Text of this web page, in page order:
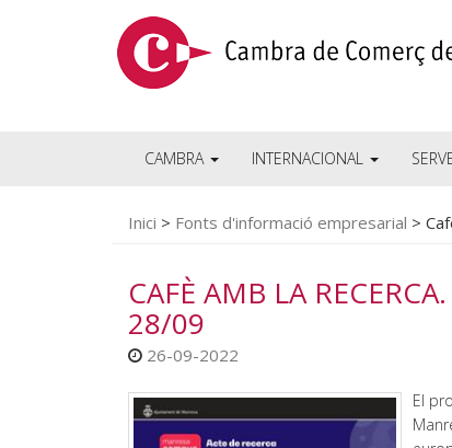
CAMBRA INTERNACIONAL
Inici > Fonts d'informació empresarial >
CAFÈ AMB LA
28/09
26-09-2022
El